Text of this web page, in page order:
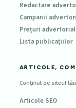
Redactare
Campanii
Prețuri
Lista publicațiilor
ARTICOLE,
Conținut pe siteul
Articole SEO